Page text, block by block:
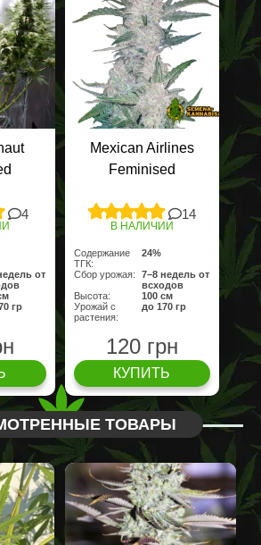
4
от
гр
Mexican Airlines
Feminised
14
В НАЛИЧИИ
Содержание
ТГК:
24%
Сбор урожая:
7–8 недель от
всходов
Высота:
100 cм
Урожай с
растения:
до 170 гр
120 грн
КУПИТЬ
ТОВАРЫ